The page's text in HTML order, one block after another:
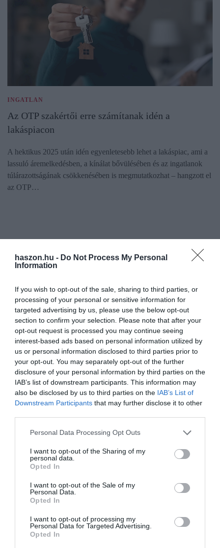
haszon.hu - Do Not Process My Personal
Information
If you wish to opt-out of the sale, sharing to third parties, or
processing of your personal or sensitive information for
targeted advertising by us, please use the below opt-out
section to confirm your selection. Please note that after your
opt-out request is processed you may continue seeing
interest-based ads based on personal information utilized by
us or personal information disclosed to third parties prior to
your opt-out. You may separately opt-out of the further
disclosure of your personal information by third parties on the
IAB’s list of downstream participants. This information may
also be disclosed by us to third parties on the IAB’s List of
Downstream Participants that may further disclose it to other
Please note that this website/app uses one or more Google
not limited to your visit or usage behaviour. You may click to
grant or deny consent to Google and its third-party tags to
use your data for below specified purposes in below Google
consent section.
Personal Data Processing Opt Outs
I want to opt-out of the Sharing of my
personal data.
Opted In
I want to opt-out of the Sale of my
Personal Data.
Opted In
I want to opt-out of processing my
Personal Data for Targeted Advertising.
Opted In
INGATLAN
Az OTP szakértői erre számítanak idén a
lakáspiacon
A hektikus 2025 után idén egyenletesebb lehet a lakáspiac, ami a
lassuló áremelkedésben, a kínálat bővülésében és az ingatlanok
túlárazottságának csökkenésében is megmutatkozhat – hangzott el
az OTP…
INGATLAN
Ennyiért vehetsz olcsó, ennyiért drága kastélyt
Magyarországon jelenleg 150-200 kastély és kúria eladó, a kínálat